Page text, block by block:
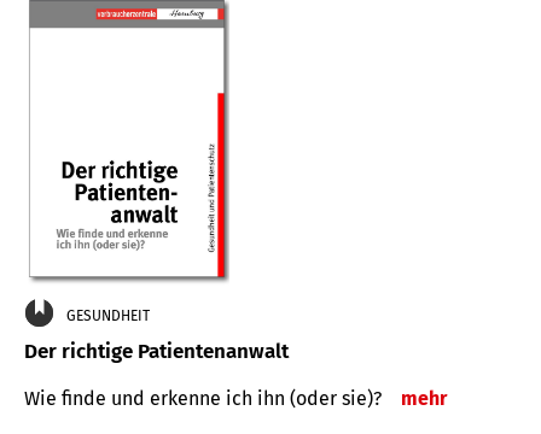
GESUNDHEIT
Der richtige Patientenanwalt
Wie finde und erkenne ich ihn (oder sie)? mehr